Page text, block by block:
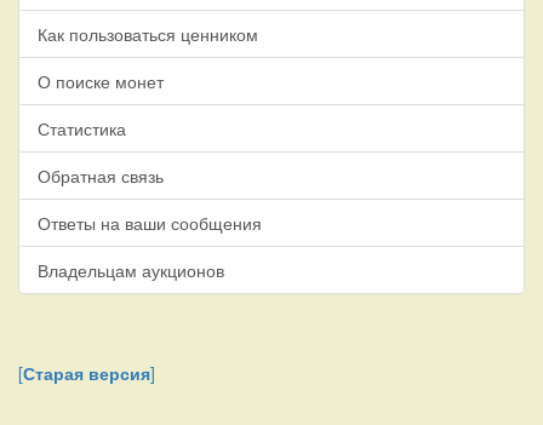
Как пользоваться ценником
О поиске монет
Статистика
Обратная связь
Ответы на ваши сообщения
Владельцам аукционов
[Старая версия]